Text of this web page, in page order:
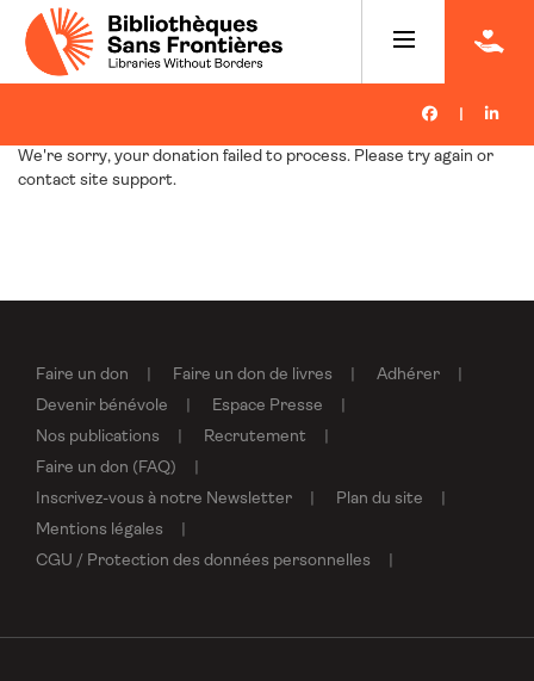
We're sorry, your donation failed to process. Please try again or
contact site support.
Faire un don Faire un don de livres
Adhérer
Devenir bénévole
Espace Presse
Nos publications
Recrutement
Faire un don (FAQ)
Inscrivez-vous à notre Newsletter
Plan du site
Mentions légales
CGU / Protection des données personnelles